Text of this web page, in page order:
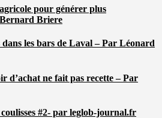
pour générer plus
Briere
dans les bars de Laval – Par Léonard
d’achat ne fait pas recette – Par
#2- par leglob-journal.fr